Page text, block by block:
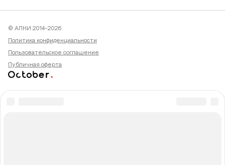
© АПНИ 2014-2026
Политика конфиденциальности
Пользовательское соглашение
Публичная оферта